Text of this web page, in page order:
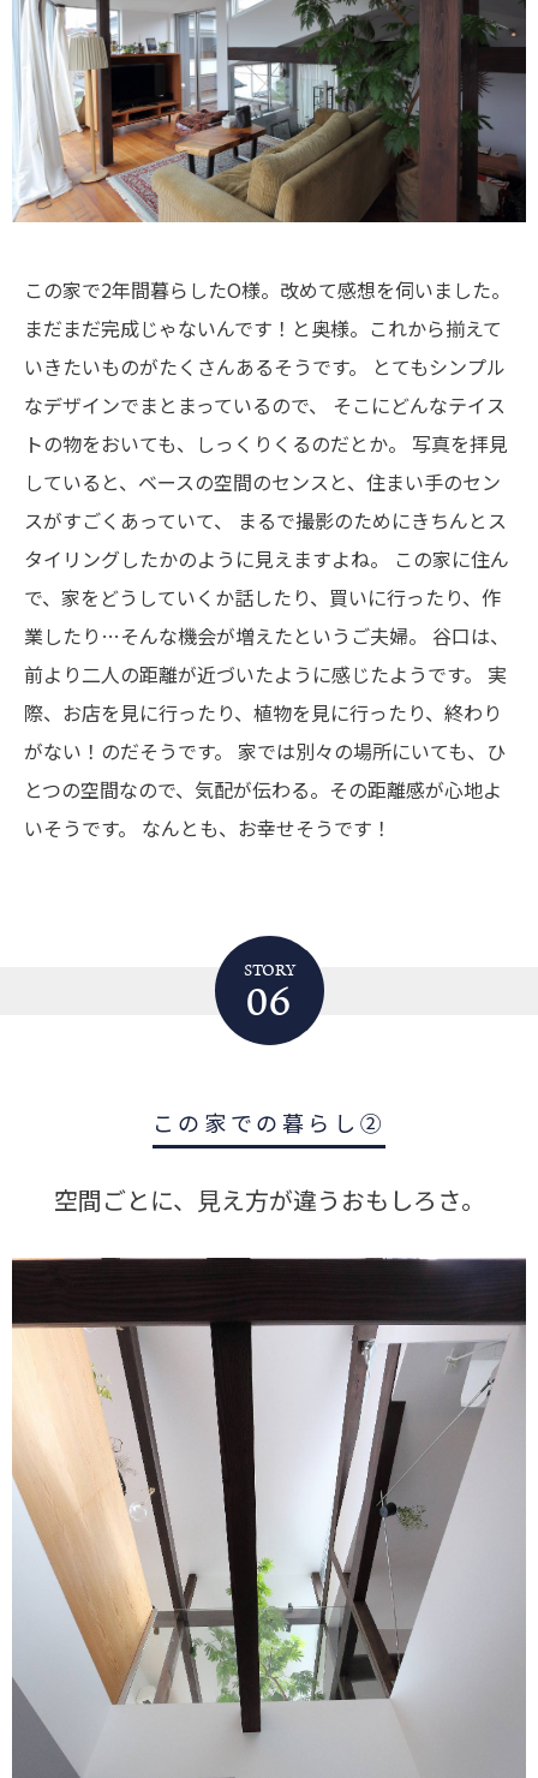
この家で2年間暮らしたO様。改めて感想を伺いました。
まだまだ完成じゃないんです！と奥様。これから揃えて
いきたいものがたくさんあるそうです。
とてもシンプル
なデザインでまとまっているので、
そこにどんなテイス
トの物をおいても、しっくりくるのだとか。 写真を拝見
していると、ベースの空間のセンスと、住まい手のセン
スがすごくあっていて、
まるで撮影のためにきちんとス
タイリングしたかのように見えますよね。
この家に住ん
で、家をどうしていくか話したり、買いに行ったり、作
業したり…そんな機会が増えたというご夫婦。
谷口は、
前より二人の距離が近づいたように感じたようです。
実
際、お店を見に行ったり、植物を見に行ったり、終わり
がない！のだそうです。 家では別々の場所にいても、ひ
とつの空間なので、気配が伝わる。その距離感が心地よ
いそうです。
なんとも、お幸せそうです！
STORY
06
この家での暮らし②
空間ごとに、見え方が違うおもしろさ。